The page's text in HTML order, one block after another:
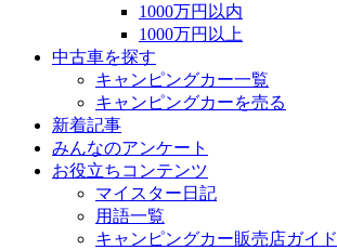
1000万円以内
1000万円以上
中古車を探す
キャンピングカー一覧
キャンピングカーを売る
新着記事
みんなのアンケート
お役立ちコンテンツ
マイスター日記
用語一覧
キャンピングカー販売店ガイド